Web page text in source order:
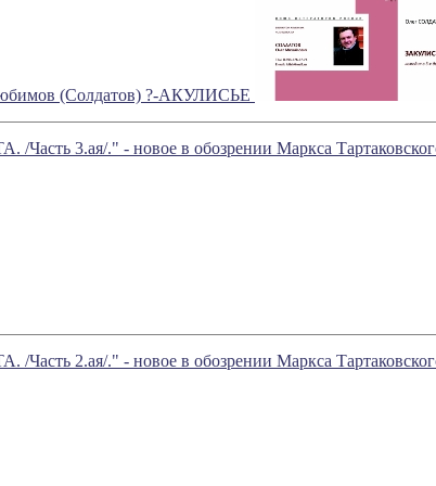
(Солдатов) ?-АКУЛИСЬЕ
3.ая/." - новое в обозрении Маркса
2.ая/." - новое в обозрении Маркса